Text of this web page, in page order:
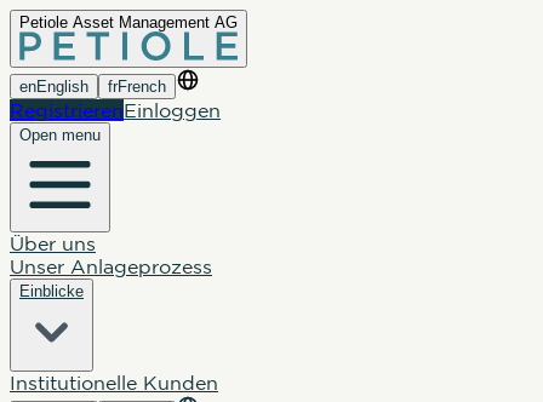
Petiole Asset Management AG
enEnglish frFrench
RegistrierenEinloggen
Open menu
Über uns
Unser Anlageprozess
Einblicke
Institutionelle Kunden